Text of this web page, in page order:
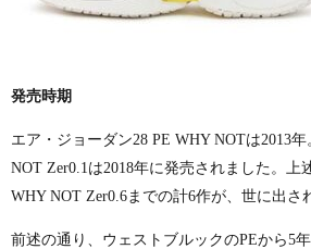
発売時期
エア・ジョーダン28 PE WHY NOTは2013年
NOT Zer0.1は2018年に発売されました。上
WHY NOT Zer0.6までの計6作が、世に出さ
前述の通り、ウェストブルックのPEから5